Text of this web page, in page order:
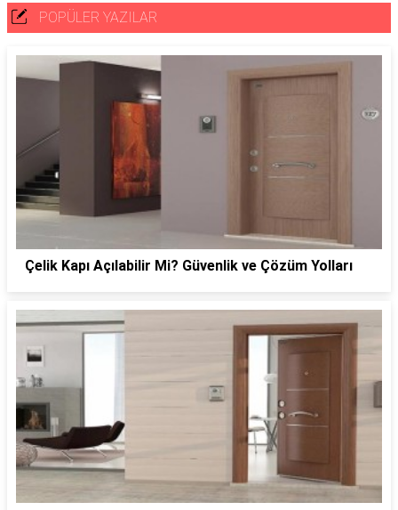
POPÜLER YAZILAR
Çelik Kapı Açılabilir Mi? Güvenlik ve Çözüm Yolları